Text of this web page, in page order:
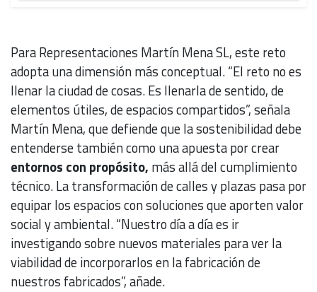
Para Representaciones Martín Mena SL, este reto
adopta una dimensión más conceptual. “El reto no es
llenar la ciudad de cosas. Es llenarla de sentido, de
elementos útiles, de espacios compartidos”, señala
Martín Mena, que defiende que la sostenibilidad debe
entenderse también como una apuesta por crear
entornos con propósito, más allá del cumplimiento
técnico. La transformación de calles y plazas pasa por
equipar los espacios con soluciones que aporten valor
social y ambiental. “Nuestro día a día es ir
investigando sobre nuevos materiales para ver la
viabilidad de incorporarlos en la fabricación de
nuestros fabricados”, añade.